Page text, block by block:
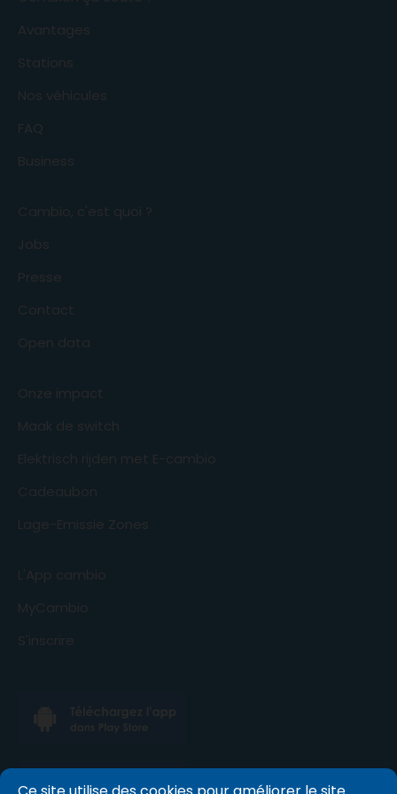
Avantages
Stations
Nos véhicules
FAQ
Business
Cambio, c'est quoi ?
Jobs
Presse
Contact
Open data
Onze impact
Maak de switch
Elektrisch rijden met E-cambio
Cadeaubon
Lage-Emissie Zones
L'App cambio
MyCambio
S'inscrire